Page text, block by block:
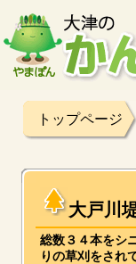
トップページ
大戸川
総数３４本をシ
りの草刈をされ